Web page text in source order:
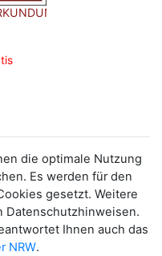
die optimale Nutzung
Es werden für den
gesetzt. Weitere
Datenschutzhinweisen.
Ihnen auch das
NRW.